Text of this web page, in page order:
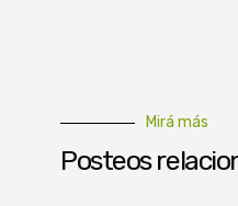
Mirá más
Posteos